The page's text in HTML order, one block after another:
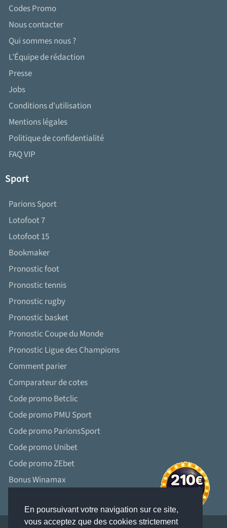
En poursuivant votre navigation sur ce site,
vous acceptez que des cookies strictement
Codes Promo
Nous contacter
Qui sommes nous ?
L’Équipe de rédaction
Presse
Jobs
Conditions d'utilisation
Mentions légales
Politique de confidentialité
FAQ VIP
Sport
Parions Sport
Lotofoot 7
Lotofoot 15
Bookmaker
Pronostic foot
Pronostic tennis
Pronostic rugby
Pronostic basket
Pronostic Coupe du Monde
Pronostic Ligue des Champions
Comment parier
Comparateur de cotes
Code promo Betclic
Code promo PMU Sport
Code promo ParionsSport
Code promo Unibet
Code promo ZEbet
Bonus Winamax